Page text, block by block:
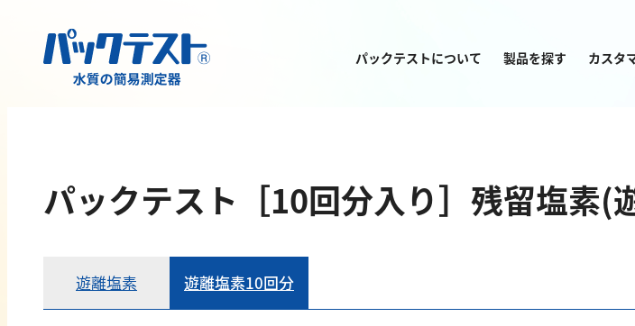
パックテストについて 製品を探す カスタ
パックテスト［10回分入り］残留塩素(
遊離塩素 遊離塩素10回分